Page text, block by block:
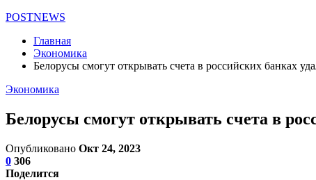
POSTNEWS
Главная
Экономика
Белорусы смогут открывать счета в российских банках
Экономика
Белорусы смогут открывать счета в
Опубликовано Окт 24, 2023
0 306
Поделится